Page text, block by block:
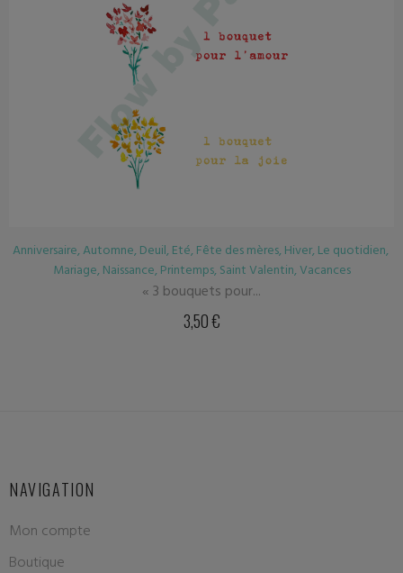
,Deuil,Eté,Fête des mères,Hiver, Le quotidien,
Naissance,Printemps,Saint Valentin,Vacances
« 3 bouquets pour...
NAVIGATION
Mon compte
Boutique